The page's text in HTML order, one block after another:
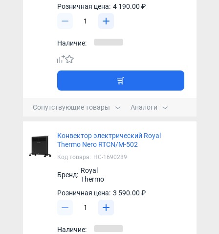
Розничная цена: 4 190.00 ₽
Наличие:
Сопутствующие товары Аналоги
Конвектор электрический Royal
Thermo Nero RTCN/M-502
Код товара: НС-1690289
Бренд:
Royal
Thermo
Розничная цена: 3 590.00 ₽
Наличие: